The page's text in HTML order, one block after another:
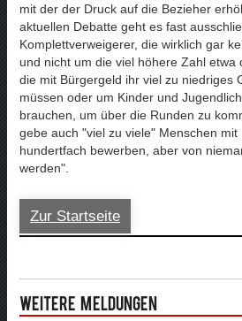
mit der der Druck auf die Bezieher
aktuellen Debatte geht es fast
Komplettverweigerer, die wirklich gar
und nicht um die viel höhere Zahl etwa
die mit Bürgergeld ihr viel zu niedriges
müssen oder um Kinder und
brauchen, um über die Runden zu
gebe auch "viel zu viele" Menschen
hundertfach bewerben, aber von
werden".
Zur Startseite
Weitere Meldungen